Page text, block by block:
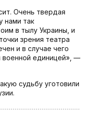
Очень твердая
нами так
в тылу Украины, и
зрения театра
и в случае чего
военной единицей», —
судьбу уготовили